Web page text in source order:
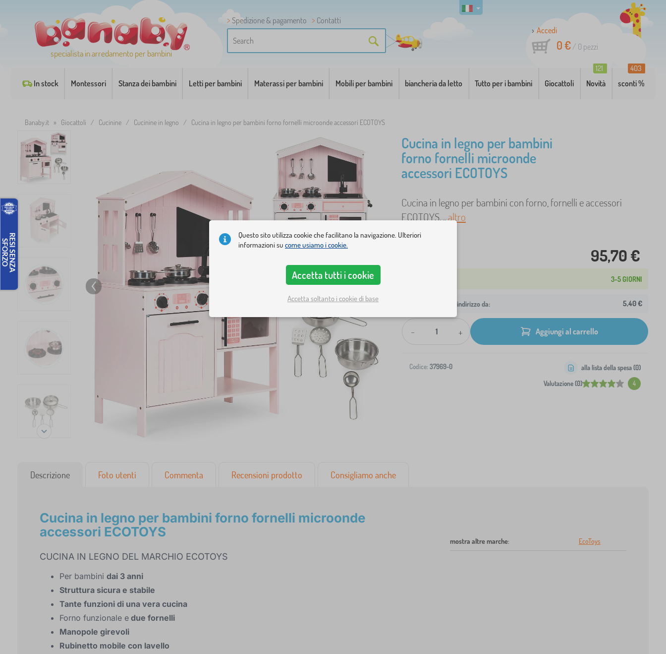
specialista in arredamento per bambini
Spedizione & pagamento
Contatti
Accedi
0 €/ 0 pezzi
In stock Montessori Stanza dei bambini Letti per bambini Materassi per bambini Mobili per bambini biancheria da letto Tutto per i bambini Giocattoli Novità
121
sconti %
403
Banaby.it » Giocattoli / Cucinine / Cucinine in legno / Cucina in legno per bambini forno fornelli microonde accessori ECOTOYS
Cucina in legno per bambini
forno fornelli microonde
accessori ECOTOYS
Cucina in legno per bambini con forno, fornelli e accessori
ECOTOYS. ..altro
95,70 €
3-5 GIORNI
Spedizione al tuo indirizzo da: 5,40 €
- + Aggiungi al carrello
Codice: 37969-0
Valutazione (0) 4
alla lista della spesa (0)
Descrizione Foto utenti Commenta Recensioni prodotto Consigliamo anche
Cucina in legno per bambini forno fornelli microonde
accessori ECOTOYS
CUCINA IN LEGNO DEL MARCHIO ECOTOYS
Per bambini dai 3 anni
Struttura sicura e stabile
Tante funzioni di una vera cucina
Forno funzionale e due fornelli
Manopole girevoli
Rubinetto mobile con lavello
mostra altre marche: EcoToys
Questo sito utilizza cookie che facilitano la navigazione. Ulteriori
informazioni su come usiamo i cookie.
Accetta tutti i cookie
Accetta soltanto i cookie di base